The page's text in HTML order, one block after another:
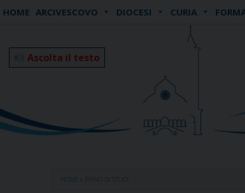
Skip
HOME ARCIVESCOVO DIOCESI CURIA
Ascolta il testo
HOME